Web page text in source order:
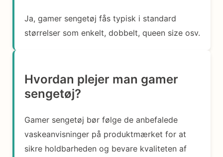
Ja, gamer sengetøj fås typisk i standard
størrelser som enkelt, dobbelt, queen size osv.
Hvordan plejer man gamer
sengetøj?
Gamer sengetøj bør følge de anbefalede
vaskeanvisninger på produktmærket for at
sikre holdbarheden og bevare kvaliteten af